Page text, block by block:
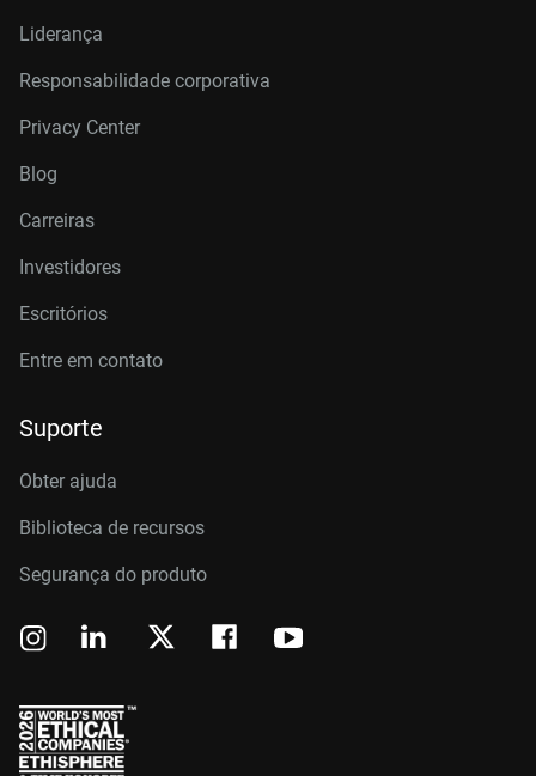
Liderança
Responsabilidade corporativa
Privacy Center
Blog
Carreiras
Investidores
Escritórios
Entre em contato
Suporte
Obter ajuda
Biblioteca de recursos
Segurança do produto